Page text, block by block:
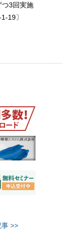
3回実施
19〕
事 >>